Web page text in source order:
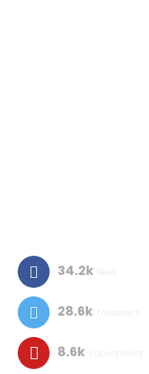
34.2k
28.6k
8.6k